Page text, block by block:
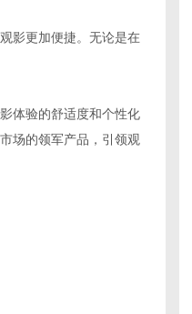
影更加便捷。无论是在
体验的舒适度和个性化
场的领军产品，引领观